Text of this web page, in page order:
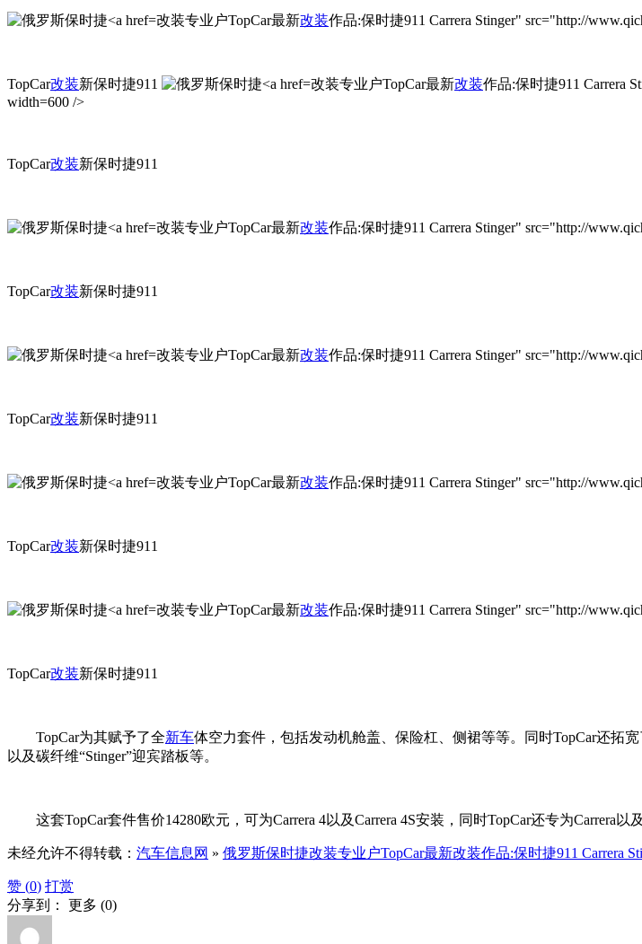
改装专业户TopCar最新改装作品:保时捷911 Carrera Stinger" src="http://
TopCar改装新保时捷911 改装专业户TopCar最新改装作品:保时捷911 Carrera
width=600 />
TopCar改装新保时捷911
改装专业户TopCar最新改装作品:保时捷911 Carrera Stinger" src="http://
TopCar改装新保时捷911
改装专业户TopCar最新改装作品:保时捷911 Carrera Stinger" src="http://
TopCar改装新保时捷911
改装专业户TopCar最新改装作品:保时捷911 Carrera Stinger" src="http://
TopCar改装新保时捷911
改装专业户TopCar最新改装作品:保时捷911 Carrera Stinger" src="http://
TopCar改装新保时捷911
TopCar为其赋予了全新车体空力套件，包括发动机舱盖、保险杠、侧裙等等。同时TopCar还拓
以及碳纤维“Stinger”迎宾踏板等。
这套TopCar套件售价14280欧元，可为Carrera 4以及Carrera 4S安装，同时TopCar还专为Carrera以
未经允许不得转载： 汽车信息网 » 俄罗斯保时捷改装专业户TopCar最新改装作品:保时捷911 Carrera
赞 (0) 打赏
分享到： 更多 (0)